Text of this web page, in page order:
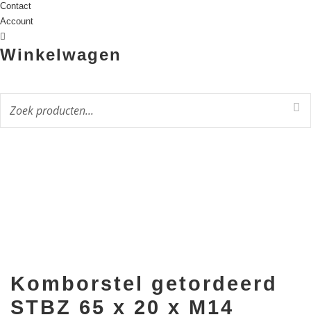
Contact
Account
Winkelwagen
Komborstel getordeerd
STBZ 65 x 20 x M14